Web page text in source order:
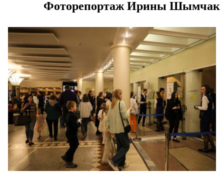
Фоторепортаж Ирины Шымчак